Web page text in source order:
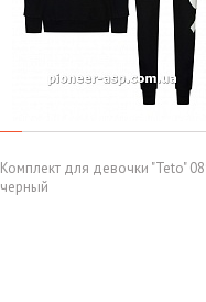
Комплект для девочки "Teto"
черный